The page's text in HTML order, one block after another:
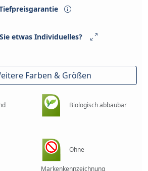
etwas Individuelles?
Farben & Größen
Biologisch abbaubar
Ohne
Markenkennzeichnung